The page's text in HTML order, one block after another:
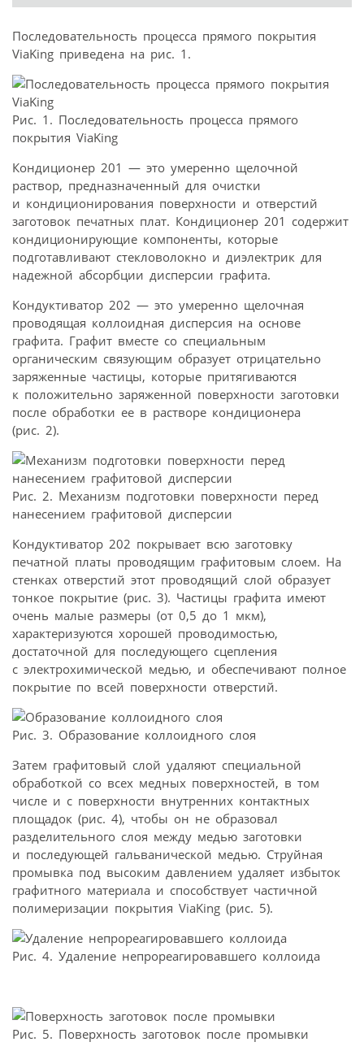
Последовательность процесса прямого покрытия
ViaKing приведена на рис. 1.
Рис. 1. Последовательность процесса прямого
покрытия ViaKing
Кондиционер 201 — это умеренно щелочной
раствор, предназначенный для очистки
и кондиционирования поверхности и отверстий
заготовок печатных плат. Кондиционер 201 содержит
кондиционирующие компоненты, которые
подготавливают стекловолокно и диэлектрик для
надежной абсорбции дисперсии графита.
Кондуктиватор 202 — это умеренно щелочная
проводящая коллоидная дисперсия на основе
графита. Графит вместе со специальным
органическим связующим образует отрицательно
заряженные частицы, которые притягиваются
к положительно заряженной поверхности заготовки
после обработки ее в растворе кондиционера
(рис. 2).
Рис. 2. Механизм подготовки поверхности перед
нанесением графитовой дисперсии
Кондуктиватор 202 покрывает всю заготовку
печатной платы проводящим графитовым слоем. На
стенках отверстий этот проводящий слой образует
тонкое покрытие (рис. 3). Частицы графита имеют
очень малые размеры (от 0,5 до 1 мкм),
характеризуются хорошей проводимостью,
достаточной для последующего сцепления
с электрохимической медью, и обеспечивают полное
покрытие по всей поверхности отверстий.
Рис. 3. Образование коллоидного слоя
Затем графитовый слой удаляют специальной
обработкой со всех медных поверхностей, в том
числе и с поверхности внутренних контактных
площадок (рис. 4), чтобы он не образовал
разделительного слоя между медью заготовки
и последующей гальванической медью. Струйная
промывка под высоким давлением удаляет избыток
графитного материала и способствует частичной
полимеризации покрытия ViaKing (рис. 5).
Рис. 4. Удаление непрореагировавшего коллоида
Рис. 5. Поверхность заготовок после промывки